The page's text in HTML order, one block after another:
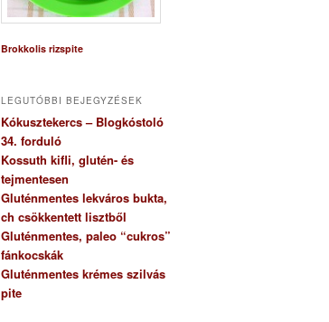
Brokkolis rizspite
LEGUTÓBBI BEJEGYZÉSEK
Kókusztekercs – Blogkóstoló
34. forduló
Kossuth kifli, glutén- és
tejmentesen
Gluténmentes lekváros bukta,
ch csökkentett lisztből
Gluténmentes, paleo “cukros”
fánkocskák
Gluténmentes krémes szilvás
pite